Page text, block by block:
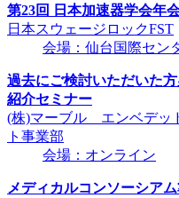
第23回 日本加速器学会年
日本スウェージロックFST
会場：仙台国際セン
過去にご検討いただいた
紹介セミナー
(株)マーブル エンベデッ
ト事業部
会場：オンライン
メディカルコンソーシ